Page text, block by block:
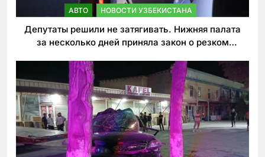
АВТО НОВОСТИ УЗБЕКИСТАНА
Депутаты решили не затягивать. Нижняя палата
за несколько дней приняла закон о резком